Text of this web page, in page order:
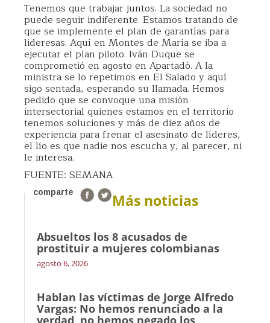
Tenemos que trabajar juntos. La sociedad no
puede seguir indiferente. Estamos tratando de
que se implemente el plan de garantías para
lideresas. Aquí en Montes de María se iba a
ejecutar el plan piloto. Iván Duque se
comprometió en agosto en Apartadó. A la
ministra se lo repetimos en El Salado y aquí
sigo sentada, esperando su llamada. Hemos
pedido que se convoque una misión
intersectorial quienes estamos en el territorio
tenemos soluciones y más de diez años de
experiencia para frenar el asesinato de líderes,
el lío es que nadie nos escucha y, al parecer, ni
le interesa.
FUENTE: SEMANA
comparte Más noticias
Absueltos los 8 acusados de
prostituir a mujeres colombianas
agosto 6, 2026
Hablan las víctimas de Jorge Alfredo
Vargas: No hemos renunciado a la
verdad, no hemos negado los